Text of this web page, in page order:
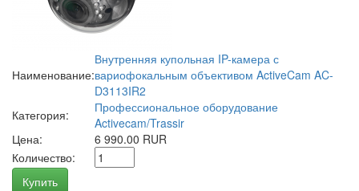
Наименование:
Внутренняя купольная IP-камера с
вариофокальным объективом ActiveCam AC-
D3113IR2
Категория:
Профессиональное оборудование
Activecam/Trassir
Цена:
6 990.00 RUR
Количество:
Купить